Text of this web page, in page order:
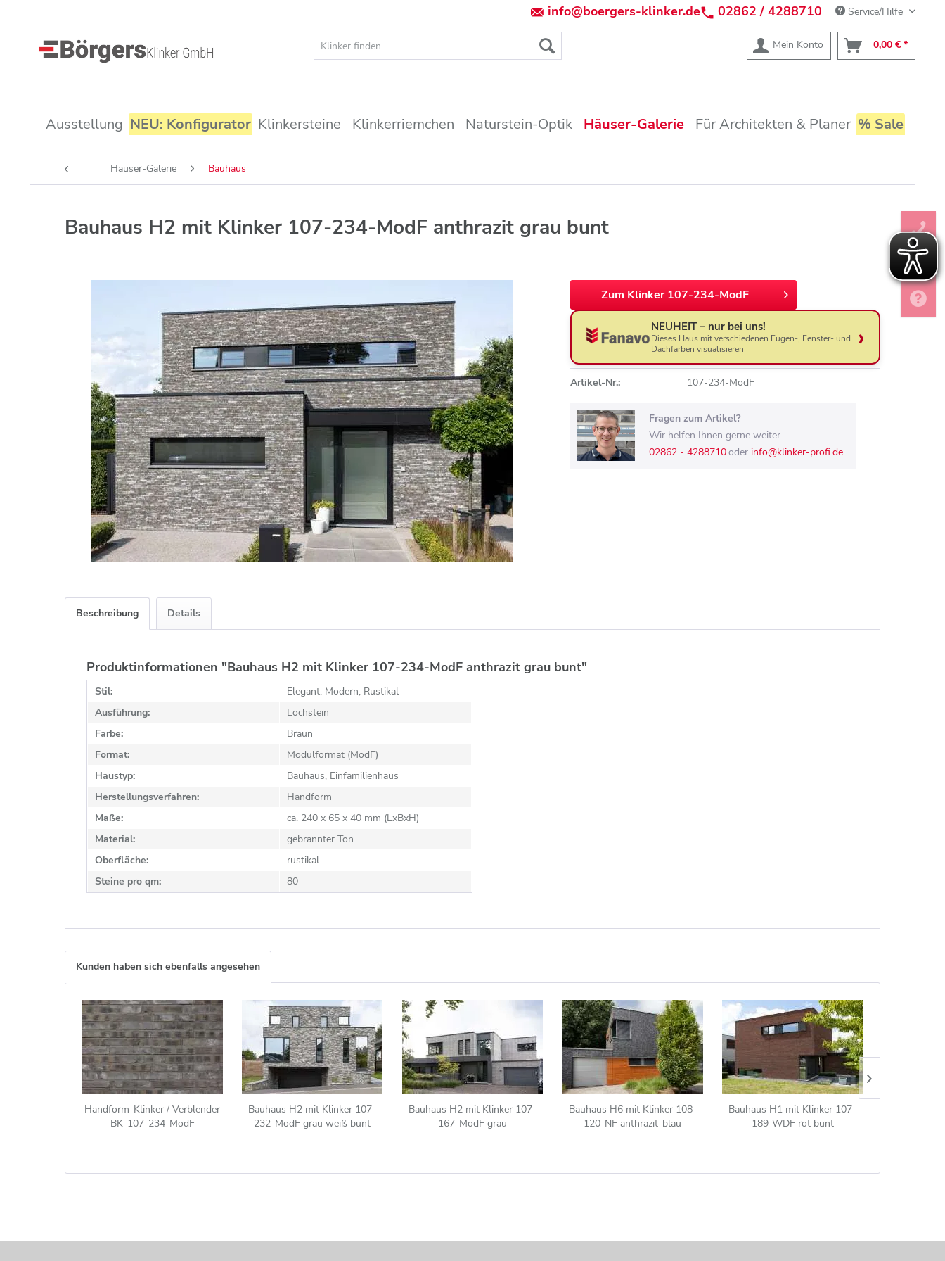
info@boergers-klinker.de 02862 / 4288710 Service/Hilfe
Mein Konto 0,00 € *
Ausstellung NEU: Konfigurator Klinkersteine Klinkerriemchen Naturstein-Optik Häuser-Galerie Für Architekten & Planer % Sale
Häuser-Galerie Bauhaus
Bauhaus H2 mit Klinker 107-234-ModF anthrazit grau bunt
Zum Klinker 107-234-ModF
NEUHEIT – nur bei uns!
Dieses Haus mit verschiedenen Fugen-, Fenster- und
Dachfarben visualisieren
Artikel-Nr.: 107-234-ModF
Fragen zum Artikel?
Wir helfen Ihnen gerne weiter.
02862 - 4288710oder info@klinker-profi.de
Beschreibung Details
Produktinformationen "Bauhaus H2 mit Klinker 107-234-ModF anthrazit grau bunt"
Stil:
Elegant, Modern, Rustikal
Ausführung:
Lochstein
Farbe:
Braun
Format:
Modulformat (ModF)
Haustyp:
Bauhaus, Einfamilienhaus
Herstellungsverfahren:
Handform
Maße:
ca. 240 x 65 x 40 mm (LxBxH)
Material:
gebrannter Ton
Oberfläche:
rustikal
Steine pro qm:
80
Kunden haben sich ebenfalls angesehen
Handform-Klinker / Verblender
BK-107-234-ModF
Bauhaus H2 mit Klinker 107-
232-ModF grau weiß bunt
Bauhaus H2 mit Klinker 107-
167-ModF grau
Bauhaus H6 mit Klinker 108-
120-NF anthrazit-blau
Bauhaus H1 mit Klinker 107-
189-WDF rot bunt